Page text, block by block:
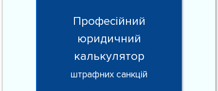
Професійний
юридичний
калькулятор
штрафних санкцій